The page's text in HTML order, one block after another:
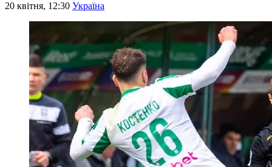
20 квітня, 12:30 Україна